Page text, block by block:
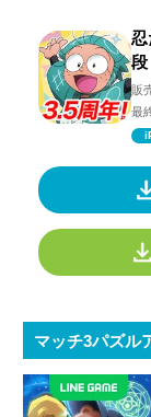
忍
段
販
最
マッチ3パズル